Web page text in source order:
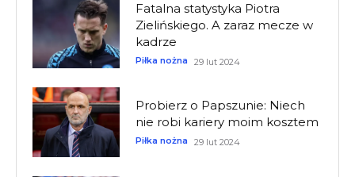
Fatalna statystyka Piotra
Zielińskiego. A zaraz mecze w
kadrze
Piłka nożna 29 lut 2024
Probierz o Papszunie: Niech
nie robi kariery moim kosztem
Piłka nożna 29 lut 2024